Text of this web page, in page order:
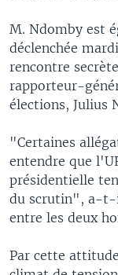
M. Ndomby est
déclenchée
rencontre
rapporteur-
élections, Julius
"Certaines
entendre que
présidentielle
du scrutin", a-t-
entre les deux
Par cette